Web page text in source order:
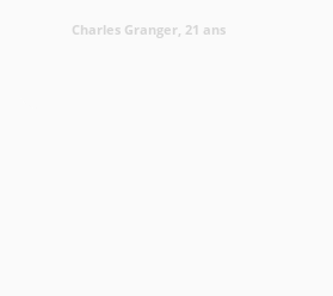
Charles Granger, 21 ans